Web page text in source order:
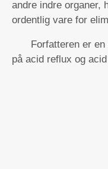
andre indre organer,
ordentlig vare for
Forfatteren er
på acid reflux og